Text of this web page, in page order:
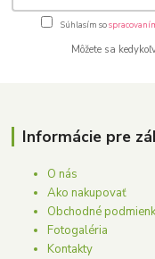
Súhlasím so
Môžete sa
Informácie pre
O nás
Ako nakupovať
Obchodné
Fotogaléria
Kontakty